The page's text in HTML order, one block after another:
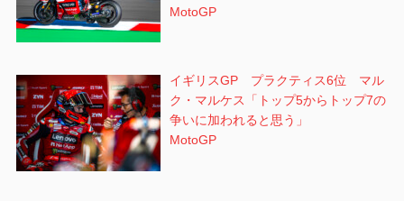
MotoGP
イギリスGP プラクティス6位 マル
ク・マルケス「トップ5からトップ7の
争いに加われると思う」
MotoGP